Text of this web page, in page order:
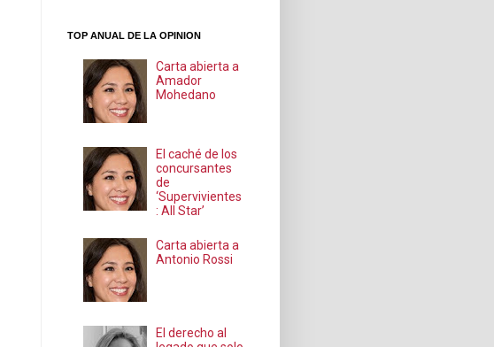
TOP ANUAL DE LA OPINION
Carta abierta a
Amador
Mohedano
El caché de los
concursantes
de
‘Supervivientes
: All Star’
Carta abierta a
Antonio Rossi
El derecho al